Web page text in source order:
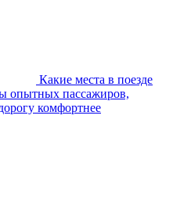
Какие места в поезде
опытных пассажиров,
комфортнее